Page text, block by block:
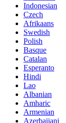
Indonesian
Czech
Afrikaans
Swedish
Polish
Basque
Catalan
Esperanto
Hindi
Lao
Albanian
Amharic
Armenian
Azerbaijani